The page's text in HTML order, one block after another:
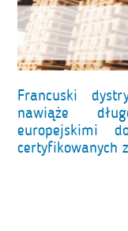
Francuski
nawiąże
europejskimi
certyfikowanych